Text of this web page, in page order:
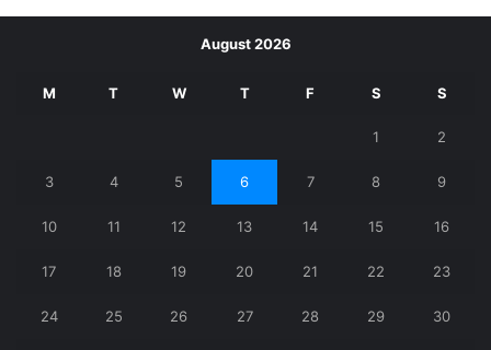
August 2026
M T W T F S S
1 2
3 4 5 6 7 8 9
10 11 12 13 14 15 16
17 18 19 20 21 22 23
24 25 26 27 28 29 30